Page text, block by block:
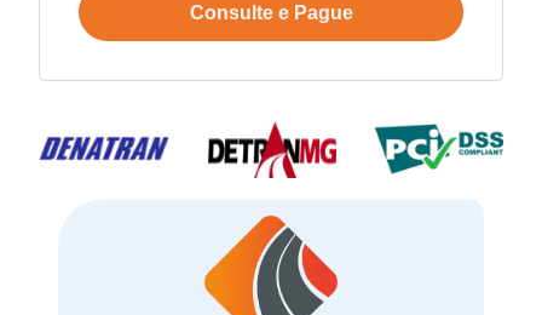
Consulte e Pague